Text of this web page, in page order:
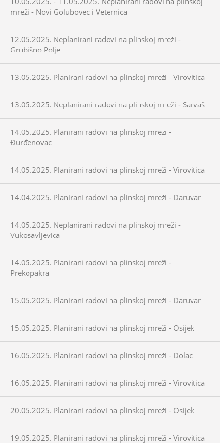
mreži - Novi Golubovec i Veternica
12.05.2025. Neplanirani radovi na plinskoj mreži -
Grubišno Polje
13.05.2025. Planirani radovi na plinskoj mreži - Virovitica
13.05.2025. Neplanirani radovi na plinskoj mreži - Sarvaš
14.05.2025. Planirani radovi na plinskoj mreži -
Đurđenovac
14.05.2025. Planirani radovi na plinskoj mreži - Virovitica
14.04.2025. Planirani radovi na plinskoj mreži - Daruvar
14.05.2025. Neplanirani radovi na plinskoj mreži -
Vukosavljevica
14.05.2025. Planirani radovi na plinskoj mreži -
Prekopakra
15.05.2025. Planirani radovi na plinskoj mreži - Daruvar
15.05.2025. Planirani radovi na plinskoj mreži - Osijek
16.05.2025. Planirani radovi na plinskoj mreži - Dolac
16.05.2025. Planirani radovi na plinskoj mreži - Virovitica
20.05.2025. Planirani radovi na plinskoj mreži - Osijek
19.05.2025. Planirani radovi na plinskoj mreži - Virovitica